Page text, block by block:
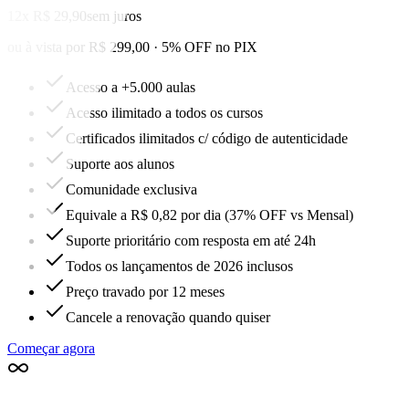
12x R$ 29,90sem juros
ou à vista por R$ 299,00 · 5% OFF no PIX
Acesso a +5.000 aulas
Acesso ilimitado a todos os cursos
Certificados ilimitados c/ código de autenticidade
Suporte aos alunos
Comunidade exclusiva
Equivale a R$ 0,82 por dia (37% OFF vs Mensal)
Suporte prioritário com resposta em até 24h
Todos os lançamentos de 2026 inclusos
Preço travado por 12 meses
Cancele a renovação quando quiser
Começar agora